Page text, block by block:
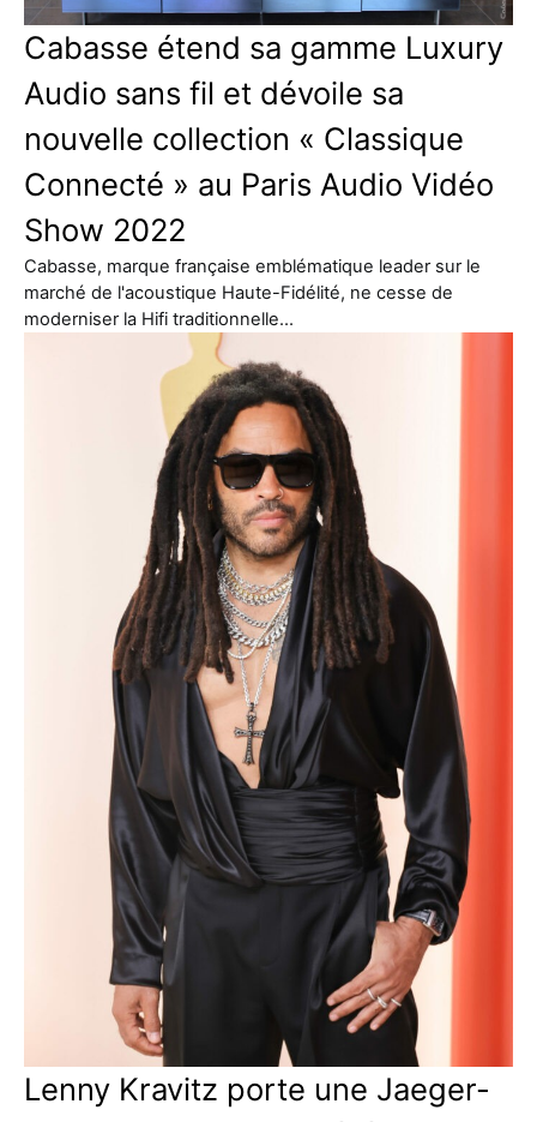
Cabasse étend sa gamme Luxury
Audio sans fil et dévoile sa
nouvelle collection « Classique
Connecté » au Paris Audio Vidéo
Show 2022
Cabasse, marque française emblématique leader sur le
marché de l'acoustique Haute-Fidélité, ne cesse de
moderniser la Hifi traditionnelle…
Lenny Kravitz porte une Jaeger-